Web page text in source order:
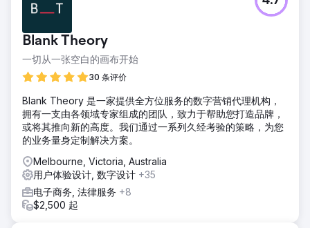
Blank Theory
一切从一张空白的画布开始
30 条评价
Blank Theory 是一家提供全方位服务的数字营销代理机构，
拥有一支由各领域专家组成的团队，致力于帮助您打造品牌，
或将其推向新的高度。我们通过一系列久经考验的策略，为您
的业务量身定制解决方案。
Melbourne, Victoria, Australia
用户体验设计, 数字设计 +35
电子商务, 法律服务 +8
$2,500 起